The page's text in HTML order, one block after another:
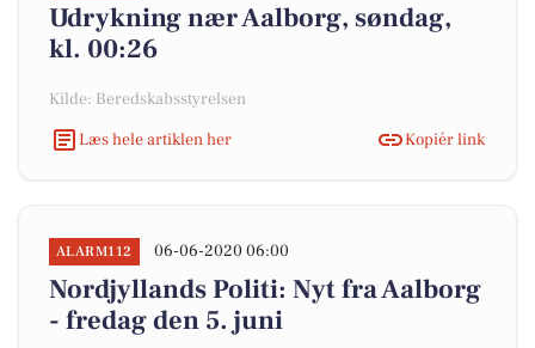
Udrykning nær Aalborg, søndag,
kl. 00:26
Kilde: Beredskabsstyrelsen
Læs hele artiklen her
Kopiér link
ALARM112 06-06-2020 06:00
Nordjyllands Politi: Nyt fra Aalborg
- fredag den 5. juni